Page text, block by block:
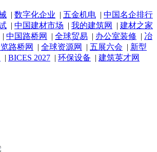
| 数字化企业 | 五金机电 | 中国名企排行
| 中国建材市场 | 我的建筑网 | 建材之家
| 中国路桥网 | 全球贸易 | 办公室装修 | 冶
路桥网 | 全球资源网 | 五展六会 | 新型
| BICES 2027 | 环保设备 | 建筑英才网